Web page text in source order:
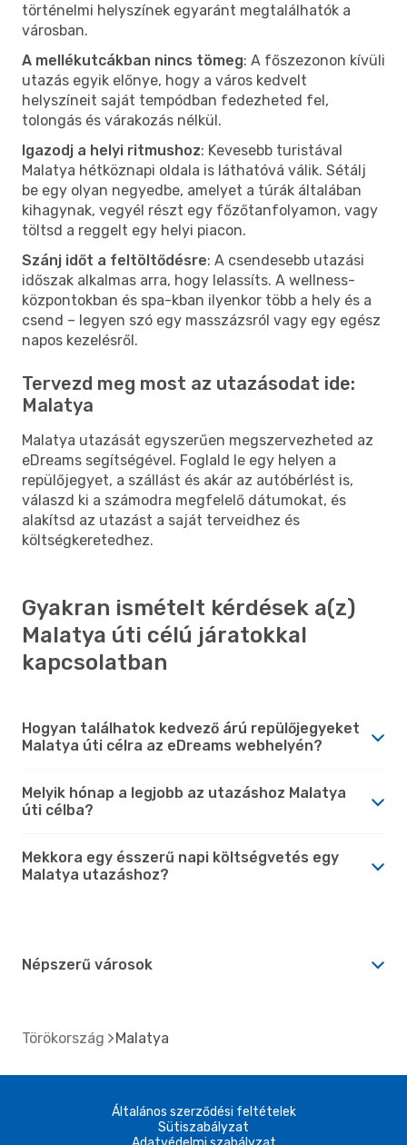
történelmi helyszínek egyaránt megtalálhatók a
városban.
A mellékutcákban nincs tömeg: A főszezonon kívüli
utazás egyik előnye, hogy a város kedvelt
helyszíneit saját tempódban fedezheted fel,
tolongás és várakozás nélkül.
Igazodj a helyi ritmushoz: Kevesebb turistával
Malatya hétköznapi oldala is láthatóvá válik. Sétálj
be egy olyan negyedbe, amelyet a túrák általában
kihagynak, vegyél részt egy főzőtanfolyamon, vagy
töltsd a reggelt egy helyi piacon.
Szánj időt a feltöltődésre: A csendesebb utazási
időszak alkalmas arra, hogy lelassíts. A wellness-
központokban és spa-kban ilyenkor több a hely és a
csend – legyen szó egy masszázsról vagy egy egész
napos kezelésről.
Tervezd meg most az utazásodat ide:
Malatya
Malatya utazását egyszerűen megszervezheted az
eDreams segítségével. Foglald le egy helyen a
repülőjegyet, a szállást és akár az autóbérlést is,
válaszd ki a számodra megfelelő dátumokat, és
alakítsd az utazást a saját terveidhez és
költségkeretedhez.
Gyakran ismételt kérdések a(z)
Malatya úti célú járatokkal
kapcsolatban
Hogyan találhatok kedvező árú repülőjegyeket
Malatya úti célra az eDreams webhelyén?
Melyik hónap a legjobb az utazáshoz Malatya
úti célba?
Mekkora egy ésszerű napi költségvetés egy
Malatya utazáshoz?
Népszerű városok
Törökország Malatya
Általános szerződési feltételek
Sütiszabályzat